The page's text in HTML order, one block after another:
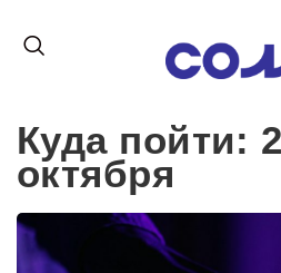
Куда пойти:
октября